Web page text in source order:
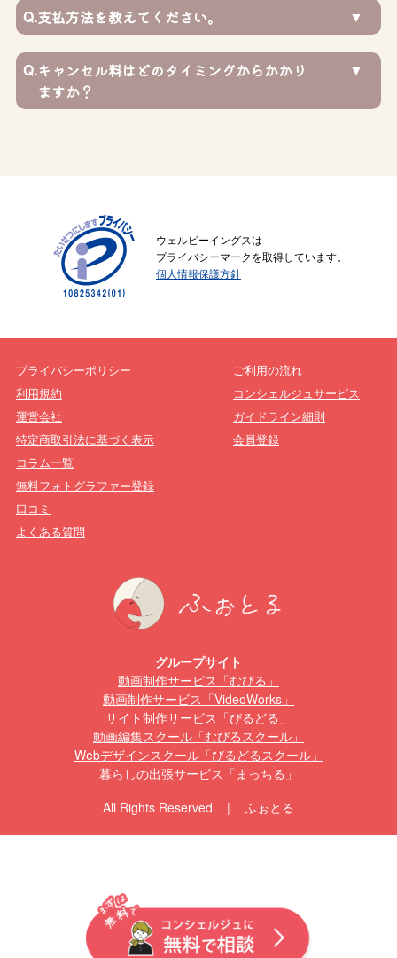
Q.支払方法を教えてください。
Q.キャンセル料はどのタイミングからかかり
ますか？
ウェルビーイングスは
プライバシーマークを取得しています。
個人情報保護方針
プライバシーポリシー
利用規約
運営会社
特定商取引法に基づく表示
ご利用の流れ
コンシェルジュサービス
ガイドライン細則
会員登録
コラム一覧
無料フォトグラファー登録
口コミ
よくある質問
グループサイト
動画制作サービス「むびる」
動画制作サービス「VideoWorks」
サイト制作サービス「びるどる」
動画編集スクール「むびるスクール」
Webデザインスクール「びるどるスクール」
暮らしの出張サービス「まっちる」
All Rights Reserved | ふぉとる